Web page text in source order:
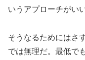
いうアプローチがい
そうなるためにはさ
では無理だ。最低で